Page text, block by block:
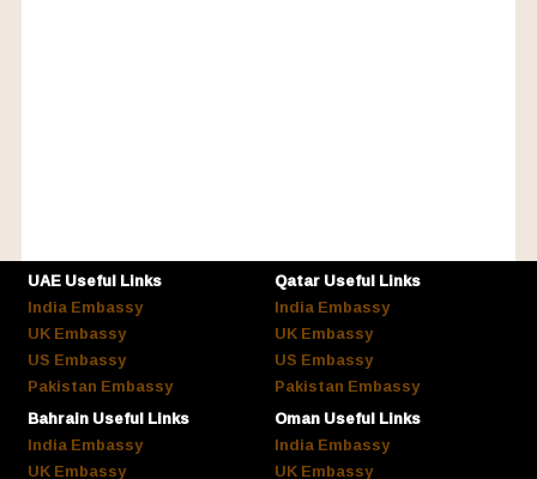
UAE Useful Links
India Embassy
UK Embassy
US Embassy
Pakistan Embassy
Qatar Useful Links
India Embassy
UK Embassy
US Embassy
Pakistan Embassy
Bahrain Useful Links
India Embassy
UK Embassy
Oman Useful Links
India Embassy
UK Embassy